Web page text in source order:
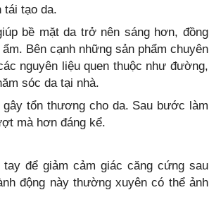
tái tạo da.
bề mặt da trở nên sáng hơn, đồng
Bên cạnh những sản phẩm chuyên
nguyên liệu quen thuộc như đường,
sóc da tại nhà.
tổn thương cho da. Sau bước làm
mà hơn đáng kể.
để giảm cảm giác căng cứng sau
động này thường xuyên có thể ảnh